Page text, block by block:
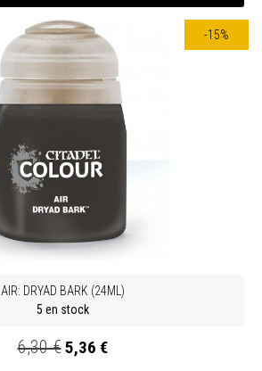
-15%
AIR: DRYAD BARK (24ML)
5 en stock
6,30 €5,36 €